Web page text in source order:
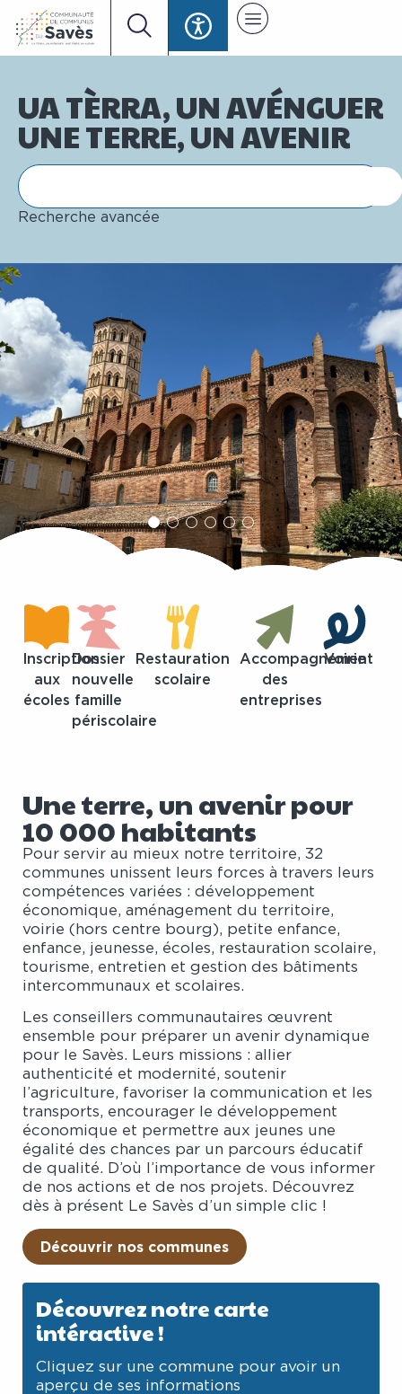
UA TÈRRA, UN AVÉNGUER
UNE TERRE, UN AVENIR
Recherche avancée
Inscription
aux
écoles
Dossier
nouvelle
famille
périscolaire
Restauration
scolaire
Accompagnement
des
entreprises
Voirie
Une terre, un avenir pour
10 000 habitants
Pour servir au mieux notre territoire, 32
communes unissent leurs forces à travers leurs
compétences variées : développement
économique, aménagement du territoire,
voirie (hors centre bourg), petite enfance,
enfance, jeunesse, écoles, restauration scolaire,
tourisme, entretien et gestion des bâtiments
intercommunaux et scolaires.
Les conseillers communautaires œuvrent
ensemble pour préparer un avenir dynamique
pour le Savès. Leurs missions : allier
authenticité et modernité, soutenir
l’agriculture, favoriser la communication et les
transports, encourager le développement
économique et permettre aux jeunes une
égalité des chances par un parcours éducatif
de qualité. D’où l’importance de vous informer
de nos actions et de nos projets. Découvrez
dès à présent Le Savès d’un simple clic !
Découvrir nos communes
Découvrez notre carte
intéractive !
Cliquez sur une commune pour avoir un
aperçu de ses informations